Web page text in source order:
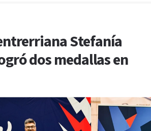
Stefanía
dos medallas en